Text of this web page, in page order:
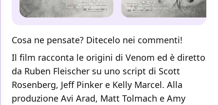
Cosa ne pensate? Ditecelo nei commenti!
Il film racconta le origini di Venom ed è diretto
da Ruben Fleischer su uno script di Scott
Rosenberg, Jeff Pinker e Kelly Marcel. Alla
produzione Avi Arad, Matt Tolmach e Amy